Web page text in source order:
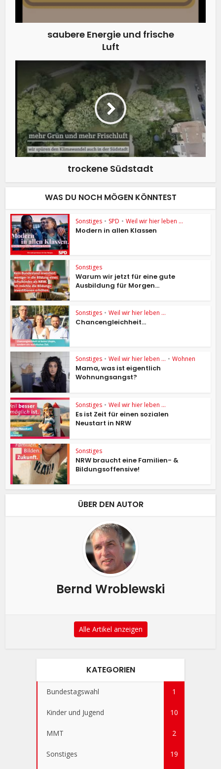
saubere Energie und frische
Luft
trockene Südstadt
WAS DU NOCH MÖGEN KÖNNTEST
Sonstiges • SPD • Weil wir hier leben ...
Modern in allen Klassen
Sonstiges
Warum wir jetzt für eine gute
Ausbildung für Morgen...
Sonstiges • Weil wir hier leben ...
Chancengleichheit…
Sonstiges • Weil wir hier leben ... • Wohnen
Mama, was ist eigentlich
Wohnungsangst?
Sonstiges • Weil wir hier leben ...
Es ist Zeit für einen sozialen
Neustart in NRW
Sonstiges
NRW braucht eine Familien- &
Bildungsoffensive!
ÜBER DEN AUTOR
Bernd Wroblewski
Alle Artikel anzeigen
KATEGORIEN
Bundestagswahl 1
Kinder und Jugend 10
MMT 2
Sonstiges 19